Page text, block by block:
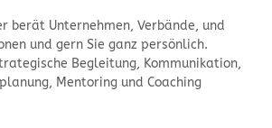
berät Unternehmen, Verbände, und
und gern Sie ganz persönlich.
Begleitung, Kommunikation,
Mentoring und Coaching